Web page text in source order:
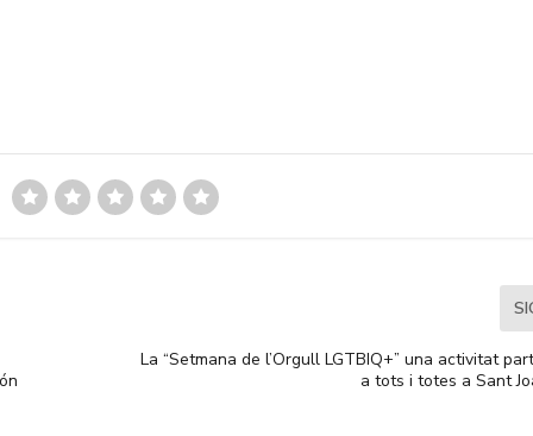
La “Setmana de l’Orgull LGTBIQ+” una activitat
a tots i totes a Sant